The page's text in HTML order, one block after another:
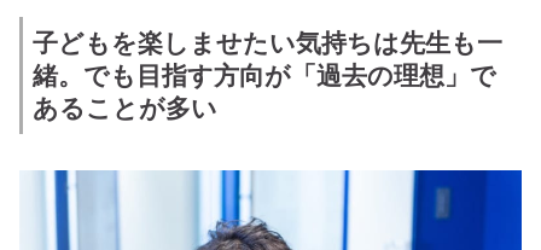
子どもを楽しませたい気持ちは先生も一
緒。でも目指す方向が「過去の理想」で
あることが多い